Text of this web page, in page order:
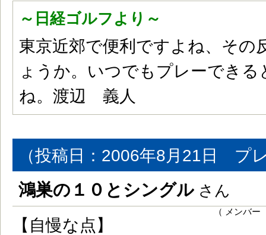
～日経ゴルフより～
東京近郊で便利ですよね、その
ょうか。いつでもプレーでき
ね。渡辺 義人
（投稿日：2006年8月21日 プ
鴻巣の１０とシングル さん
（ メンバ
【自慢な点】